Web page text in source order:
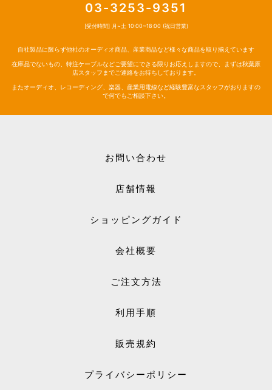
03-3253-9351
[受付時間] 月~土 10:00~18:00 (祝日営業)
自社製品に限らず他社のオーディオ商品、産業商品など様々な商品を取り揃えています
在庫品でないもの、特注ケーブルなどご要望にできる限りお応えしますので、まずは秋葉原
店スタッフまでご連絡をお待ちしております。
またオーディオ、レコーディング、楽器、産業用電線など経験豊富なスタッフがおりますの
で何でもご相談下さい。
お問い合わせ
店舗情報
ショッピングガイド
会社概要
ご注文方法
利用手順
販売規約
プライバシーポリシー